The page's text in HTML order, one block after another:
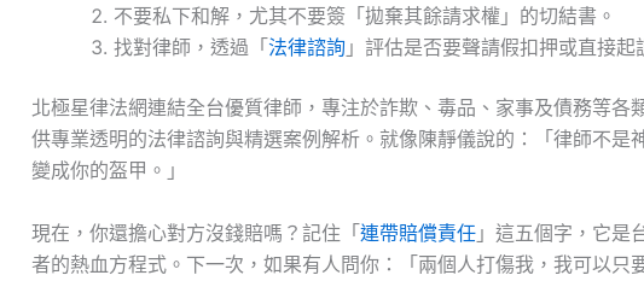
不要私下和解，尤其不要簽「拋棄其餘請求權」的切結書。
找對律師，透過「 法律諮詢 」評估是否要聲請假扣押或直接起
北極星律法網連結全台優質律師，專注於詐欺、毒品、家事及債務等各
供專業透明的法律諮詢與精選案例解析。就像陳靜儀說的：「律師不是
變成你的盔甲。」
現在，你還擔心對方沒錢賠嗎？記住「連帶賠償責任 」這五個字，它是
者的熱血方程式。下一次，如果有人問你：「兩個人打傷我，我可以只